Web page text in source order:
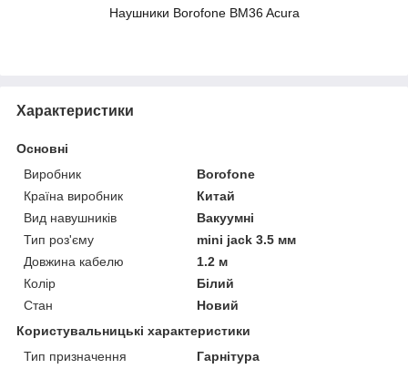
Наушники Borofone BM36 Acura
Характеристики
Основні
Виробник
Borofone
Країна виробник
Китай
Вид навушників
Вакуумні
Тип роз'єму
mini jack 3.5 мм
Довжина кабелю
1.2 м
Колір
Білий
Стан
Новий
Користувальницькі характеристики
Тип призначення
Гарнітура